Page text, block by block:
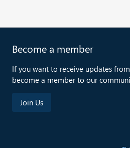
Become a member
If you want to receive updates
become a member to our